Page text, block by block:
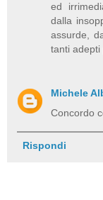
ed
dalla
assurde,
tanti adepti
Michele
Concordo
Rispondi